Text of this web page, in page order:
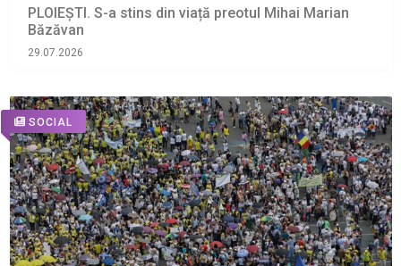
PLOIEȘTI. S-a stins din viață preotul Mihai Marian
Băzăvan
29.07.2026
SOCIAL